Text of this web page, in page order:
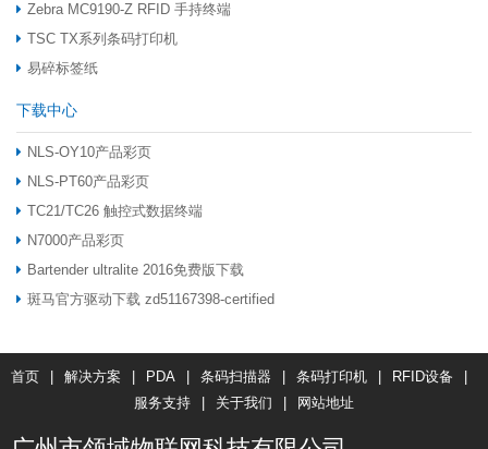
Zebra MC9190-Z RFID 手持终端
TSC TX系列条码打印机
易碎标签纸
下载中心
NLS-OY10产品彩页
NLS-PT60产品彩页
TC21/TC26 触控式数据终端
N7000产品彩页
Bartender ultralite 2016免费版下载
斑马官方驱动下载 zd51167398-certified
首页 解决方案 PDA 条码扫描器 条码打印机 RFID设备
服务支持
关于我们 网站地址